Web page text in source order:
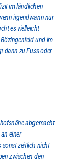
im ländlichen
irgendwann nur
es vielleicht
und im
dann zu Fuss oder
abgemacht
einer
sonst zeitlich nicht
zwischen den